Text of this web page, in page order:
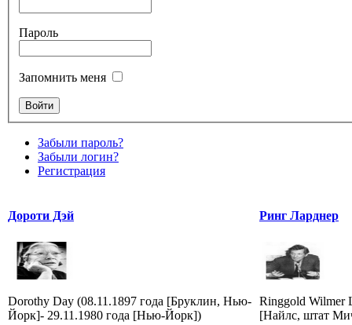
Пароль
Запомнить меня
Забыли пароль?
Забыли логин?
Регистрация
Дороти Дэй
Dorothy Day (08.11.1897 года [Бруклин, Нью-
Йорк]- 29.11.1980 года [Нью-Йорк])
Ринг Ларднер
Ringgold Wilmer
[Найлс, штат